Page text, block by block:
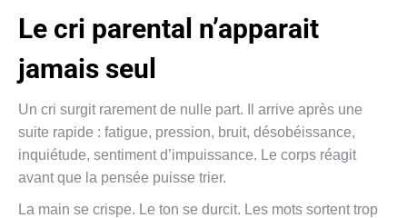
Le cri parental n’apparait
jamais seul
Un cri surgit rarement de nulle part. Il arrive après une
suite rapide : fatigue, pression, bruit, désobéissance,
inquiétude, sentiment d’impuissance. Le corps réagit
avant que la pensée puisse trier.
La main se crispe. Le ton se durcit. Les mots sortent trop